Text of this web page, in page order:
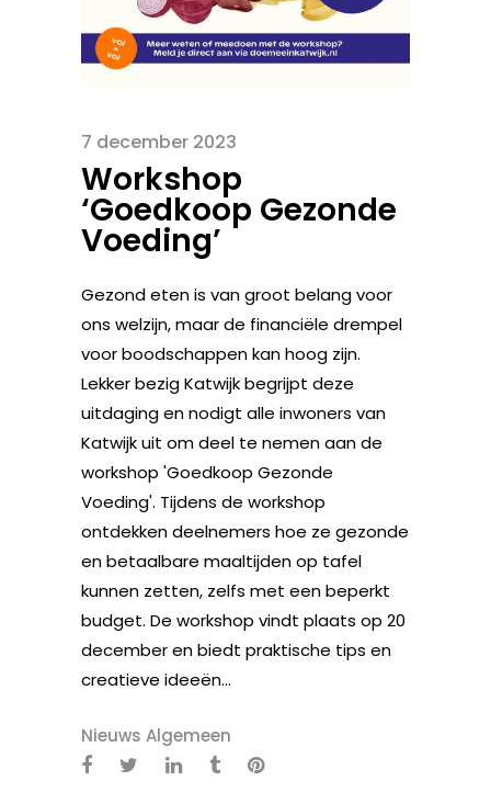
7 december 2023
Workshop
‘Goedkoop Gezonde
Voeding’
Gezond eten is van groot belang voor
ons welzijn, maar de financiële drempel
voor boodschappen kan hoog zijn.
Lekker bezig Katwijk begrijpt deze
uitdaging en nodigt alle inwoners van
Katwijk uit om deel te nemen aan de
workshop 'Goedkoop Gezonde
Voeding'. Tijdens de workshop
ontdekken deelnemers hoe ze gezonde
en betaalbare maaltijden op tafel
kunnen zetten, zelfs met een beperkt
budget. De workshop vindt plaats op 20
december en biedt praktische tips en
creatieve ideeën...
Nieuws Algemeen